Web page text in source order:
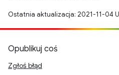
Ostatnia aktualizacja: 2021-11-04
Opublikuj coś
Zgłoś błąd